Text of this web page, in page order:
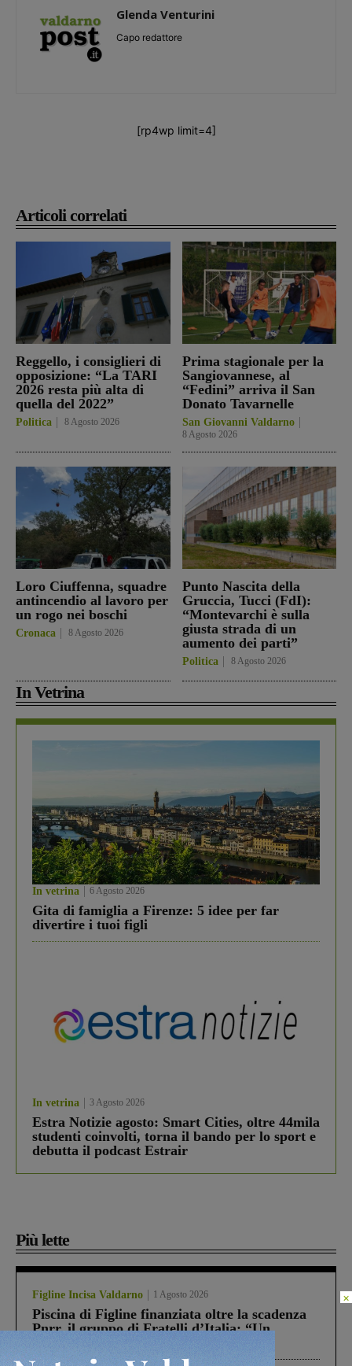
Articoli correlati
Reggello, i consiglieri di
opposizione: “La TARI
2026 resta più alta di
quella del 2022”
Politica 8 Agosto 2026
Prima stagionale per la
Sangiovannese, al
“Fedini” arriva il San
Donato Tavarnelle
San Giovanni Valdarno
8 Agosto 2026
Loro Ciuffenna, squadre
antincendio al lavoro per
un rogo nei boschi
Cronaca 8 Agosto 2026
Punto Nascita della
Gruccia, Tucci (FdI):
“Montevarchi è sulla
giusta strada di un
aumento dei parti”
Politica 8 Agosto 2026
In Vetrina
In vetrina 6 Agosto 2026
Gita di famiglia a Firenze: 5 idee per far
divertire i tuoi figli
In vetrina 3 Agosto 2026
Estra Notizie agosto: Smart Cities, oltre 44mila
studenti coinvolti, torna il bando per lo sport e
debutta il podcast Estrair
Più lette
Figline Incisa Valdarno 1 Agosto 2026
Piscina di Figline finanziata oltre la scadenza
Pnrr, il gruppo di Fratelli d’Italia: “Un
Glenda Venturini
Capo redattore
[rp4wp limit=4]
×